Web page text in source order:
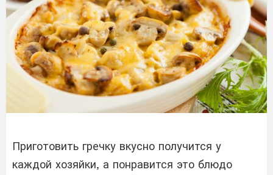
Приготовить гречку вкусно получится у
каждой хозяйки, а понравится это блюдо